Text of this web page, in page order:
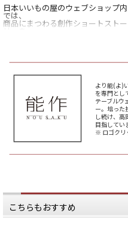
日本いいもの屋のウェブショップ内
では、
商品にまつわる創作ショートストー
リーを
失恋の痛手と、
日本いいもの屋公式LINEはじめまし
友達登録で５００円OFFクーポンを
プレゼント！
▽友だち登録はコチラから▽
*****
▶ものがたりのバックナンバーは、
#日本いいもの屋 #丁寧な暮らし #通
販サイト #ECサイト #雑貨店 #オンラ
インショップ #伝統工芸 #贈り物 #引
き出物 #ギフト #日本製
より能(よ)
を専門とし
テーブルウ
ー。培った
し続け、高
目指してい
※ ロゴクリ
こちらもおすすめ